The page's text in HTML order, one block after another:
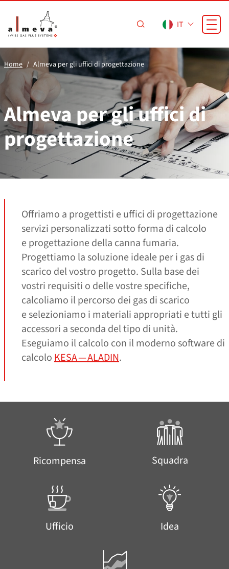
IT
Home Almeva per gli uffici di progettazione
Almeva per gli uffici di
progettazione
Offriamo a progettisti e uffici di progettazione
servizi personalizzati sotto forma di calcolo
e progettazione della canna fumaria.
Progettiamo la soluzione ideale per i gas di
scarico del vostro progetto. Sulla base dei
vostri requisiti o delle vostre specifiche,
calcoliamo il percorso dei gas di scarico
e selezioniamo i materiali appropriati e tutti gli
accessori a seconda del tipo di unità.
Eseguiamo il calcolo con il moderno software di
calcoloKESA — ALADIN.
Ricompensa Squadra
Ufficio Idea